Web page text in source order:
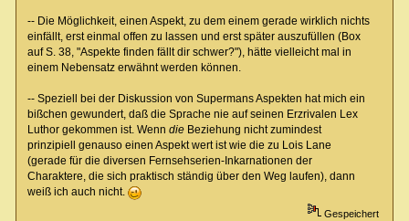
-- Die Möglichkeit, einen Aspekt, zu dem einem gerade wirklich nichts
einfällt, erst einmal offen zu lassen und erst später auszufüllen (Box
auf S. 38, "Aspekte finden fällt dir schwer?"), hätte vielleicht mal in
einem Nebensatz erwähnt werden können.
-- Speziell bei der Diskussion von Supermans Aspekten hat mich ein
bißchen gewundert, daß die Sprache nie auf seinen Erzrivalen Lex
Luthor gekommen ist. Wenn dieBeziehung nicht zumindest
prinzipiell genauso einen Aspekt wert ist wie die zu Lois Lane
(gerade für die diversen Fernsehserien-Inkarnationen der
Charaktere, die sich praktisch ständig über den Weg laufen), dann
weiß ich auch nicht.
Gespeichert